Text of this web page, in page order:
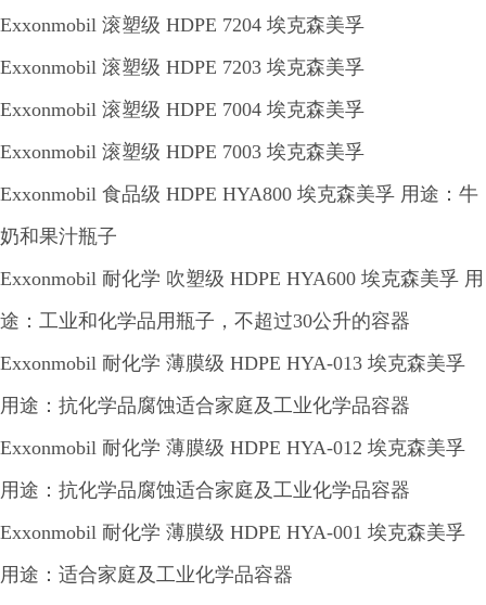
Exxonmobil 滚塑级 HDPE 7204 埃克森美孚
Exxonmobil 滚塑级 HDPE 7203 埃克森美孚
Exxonmobil 滚塑级 HDPE 7004 埃克森美孚
Exxonmobil 滚塑级 HDPE 7003 埃克森美孚
Exxonmobil 食品级 HDPE HYA800 埃克森美孚 用途：牛
奶和果汁瓶子
Exxonmobil 耐化学 吹塑级 HDPE HYA600 埃克森美孚 用
途：工业和化学品用瓶子，不超过30公升的容器
Exxonmobil 耐化学 薄膜级 HDPE HYA-013 埃克森美孚
用途：抗化学品腐蚀适合家庭及工业化学品容器
Exxonmobil 耐化学 薄膜级 HDPE HYA-012 埃克森美孚
用途：抗化学品腐蚀适合家庭及工业化学品容器
Exxonmobil 耐化学 薄膜级 HDPE HYA-001 埃克森美孚
用途：适合家庭及工业化学品容器